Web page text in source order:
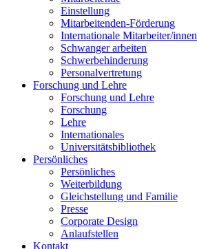
Einstellung
Mitarbeitenden-Förderung
Internationale Mitarbeiter/innen
Schwanger arbeiten
Schwerbehinderung
Personalvertretung
Forschung und Lehre
Forschung und Lehre
Forschung
Lehre
Internationales
Universitätsbibliothek
Persönliches
Persönliches
Weiterbildung
Gleichstellung und Familie
Presse
Corporate Design
Anlaufstellen
Kontakt